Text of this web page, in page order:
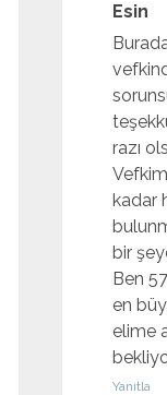
Esin
razı
kadar
bir
Ben
en
elime
Yanıtla